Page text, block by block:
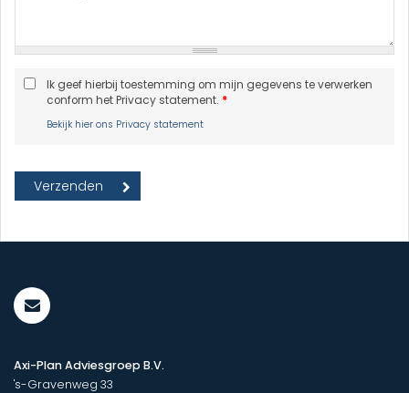
Ik geef hierbij toestemming om mijn gegevens te verwerken
conform het Privacy statement. *
Bekijk hier ons Privacy statement
Axi-Plan Adviesgroep B.V.
's-Gravenweg 33